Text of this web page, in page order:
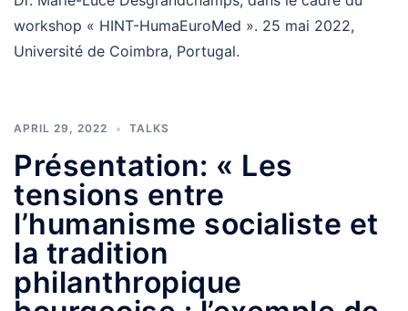
workshop « HINT-HumaEuroMed ». 25 mai 2022,
Université de Coimbra, Portugal.
APRIL 29, 2022 TALKS
Présentation: « Les
tensions entre
l’humanisme socialiste et
la tradition
philanthropique